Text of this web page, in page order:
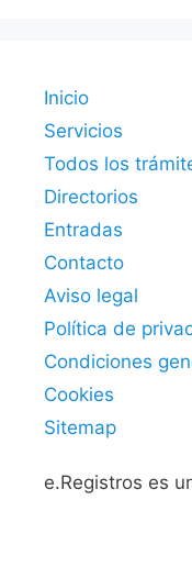
Inicio
Servicios
Todos los
Directorios
Entradas
Contacto
Aviso legal
Política de
Condiciones
Cookies
Sitemap
e.Registros es